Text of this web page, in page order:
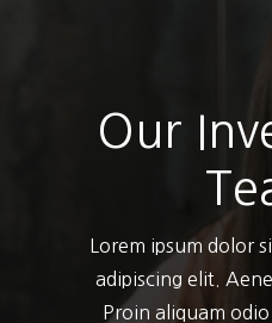
Our
Lorem ipsum dolor
adipiscing elit.
Proin aliquam